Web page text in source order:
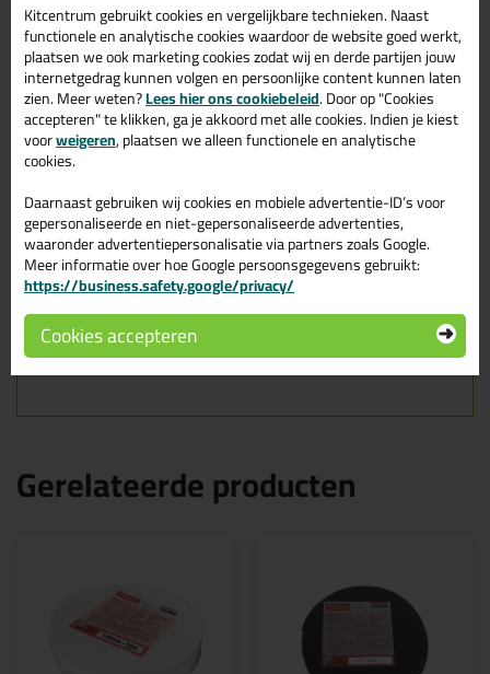
Dilatatievoegen
Beglazingsbanden
Kenmerken
Hoge temperatuurstabiliteit
Geringe warmteopslag
Lichtgewicht
Flexibiliteit
Veelzijdige toepassingmogelijkheden
Kleur: wit
Eigenschappen Kerafix 2000 9x5mm
pakje 10mtr wit
Dikte
5mm
Gerelateerde producten
Kitcentrum gebruikt cookies en vergelijkbare technieken. Naast
functionele en analytische cookies waardoor de website goed werkt,
plaatsen we ook marketing cookies zodat wij en derde partijen jouw
internetgedrag kunnen volgen en persoonlijke content kunnen laten
zien. Meer weten?Lees hier ons cookiebeleid. Door op "Cookies
accepteren" te klikken, ga je akkoord met alle cookies. Indien je kiest
voorweigeren, plaatsen we alleen functionele en analytische
cookies.
Daarnaast gebruiken wij cookies en mobiele advertentie-ID’s voor
gepersonaliseerde en niet-gepersonaliseerde advertenties,
waaronder advertentiepersonalisatie via partners zoals Google.
Meer informatie over hoe Google persoonsgegevens gebruikt:
https://business.safety.google/privacy/
Cookies accepteren